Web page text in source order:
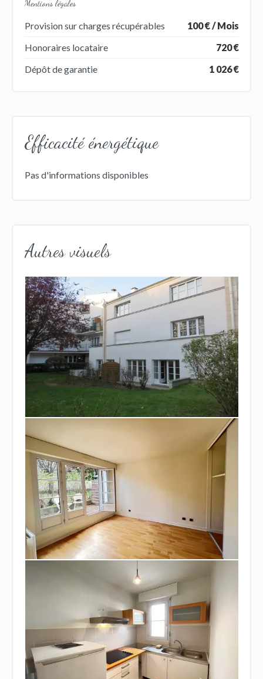
Mentions légales
Provision sur charges récupérables
100 € / Mois
Honoraires locataire
720 €
Dépôt de garantie
1 026 €
Efficacité énergétique
Pas d'informations disponibles
Autres visuels